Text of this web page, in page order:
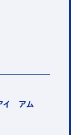
イ アム